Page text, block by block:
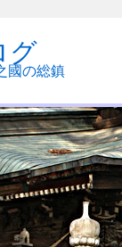
グ
國の総鎮